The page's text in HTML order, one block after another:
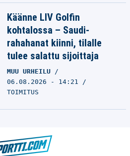
Käänne LIV Golfin
kohtalossa – Saudi-
rahahanat kiinni, tilalle
tulee salattu sijoittaja
MUU URHEILU
06.08.2026 - 14:21
TOIMITUS